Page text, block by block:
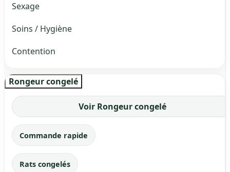
Sexage
Soins / Hygiène
Contention
Rongeur congelé
Voir Rongeur congelé
Commande rapide
Rats congelés